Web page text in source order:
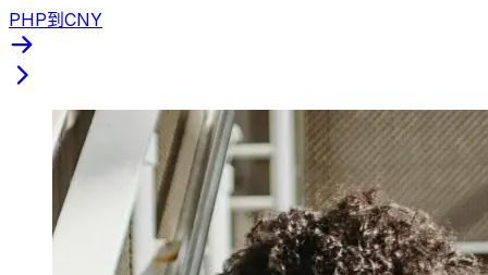
PHP到CNY